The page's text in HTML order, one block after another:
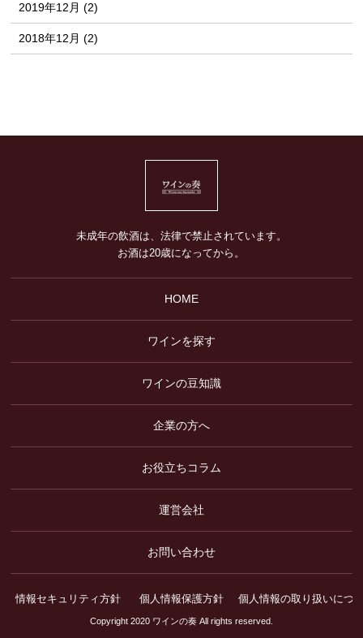
2019年12月 (2)
2018年12月 (2)
未成年の飲酒は、法律で禁止されています。
お酒は20歳になってから。
HOME
ワインを探す
ワインの豆知識
企業の方へ
お役立ちコラム
運営会社
お問い合わせ
情報セキュリティ方針 個人情報保護方針 個人情報の取り扱いにつ
Copyright 2020 ワインの奏 All rights reserved.